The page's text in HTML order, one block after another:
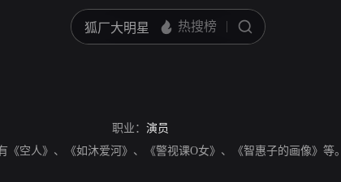
职业： 演员
《空人》、《如沐爱河》、《警视课O女》、《智惠子的画像》等。